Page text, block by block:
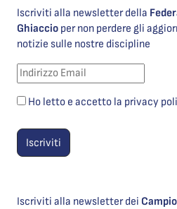
Iscriviti alla newsletter della
Ghiaccio per non perdere gli
notizie sulle nostre discipline
Ho letto e accetto la privacy
Iscriviti alla newsletter dei